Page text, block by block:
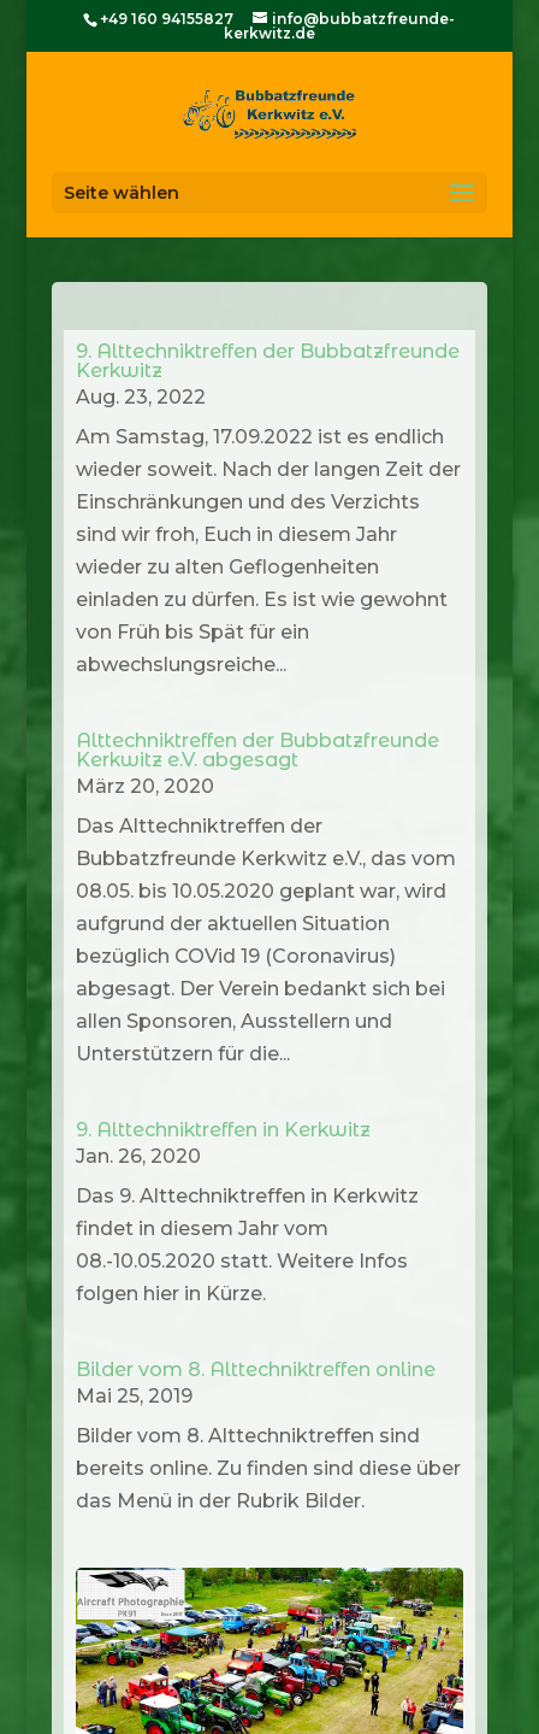
+49 160 94155827
info@bubbatzfreunde-
kerkwitz.de
Seite wählen
9. Alttechniktreffen der Bubbatzfreunde
Kerkwitz
Aug. 23, 2022
Am Samstag, 17.09.2022 ist es endlich
wieder soweit. Nach der langen Zeit der
Einschränkungen und des Verzichts
sind wir froh, Euch in diesem Jahr
wieder zu alten Geflogenheiten
einladen zu dürfen. Es ist wie gewohnt
von Früh bis Spät für ein
abwechslungsreiche...
Alttechniktreffen der Bubbatzfreunde
Kerkwitz e.V. abgesagt
März 20, 2020
Das Alttechniktreffen der
Bubbatzfreunde Kerkwitz e.V., das vom
08.05. bis 10.05.2020 geplant war, wird
aufgrund der aktuellen Situation
bezüglich COVid 19 (Coronavirus)
abgesagt. Der Verein bedankt sich bei
allen Sponsoren, Ausstellern und
Unterstützern für die...
9. Alttechniktreffen in Kerkwitz
Jan. 26, 2020
Das 9. Alttechniktreffen in Kerkwitz
findet in diesem Jahr vom
08.-10.05.2020 statt. Weitere Infos
folgen hier in Kürze.
Bilder vom 8. Alttechniktreffen online
Mai 25, 2019
Bilder vom 8. Alttechniktreffen sind
bereits online. Zu finden sind diese über
das Menü in der Rubrik Bilder.